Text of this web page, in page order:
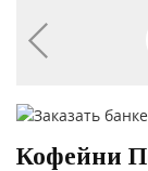
Кофейни